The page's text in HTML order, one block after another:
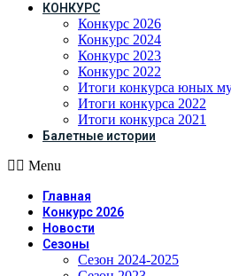
КОНКУРС
Конкурс 2026
Конкурс 2024
Конкурс 2023
Конкурс 2022
Итоги конкурса юных
Итоги конкурса 2022
Итоги конкурса 2021
Балетные истории
Menu
Главная
Конкурс 2026
Новости
Сезоны
Сезон 2024-2025